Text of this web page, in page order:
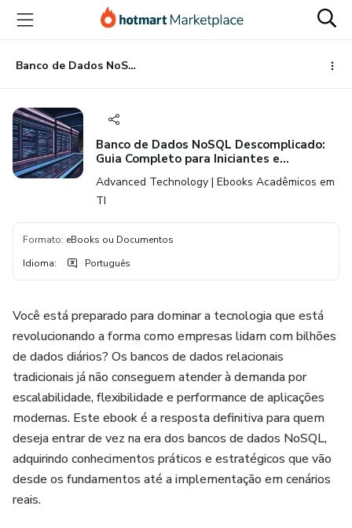
para
conteúdo
principal
para
pagamento
para
rodapé
Banco de Dados NoSQL Descomplicado: Guia Completo para Iniciantes e Profissionais do Zero ao Domínio do tema | Banco de Dados | TI
Banco de Dados NoSQL Descomplicado:
Guia Completo para Iniciantes e
Profissionais do Zero ao Domínio do tema
| Banco de Dados | TI
Advanced Technology | Ebooks Acadêmicos em
TI
Formato: eBooks ou Documentos
Idioma: Português
Você está preparado para dominar a tecnologia que está
revolucionando a forma como empresas lidam com bilhões
de dados diários? Os bancos de dados relacionais
tradicionais já não conseguem atender à demanda por
escalabilidade, flexibilidade e performance de aplicações
modernas. Este ebook é a resposta definitiva para quem
deseja entrar de vez na era dos bancos de dados NoSQL,
adquirindo conhecimentos práticos e estratégicos que vão
desde os fundamentos até a implementação em cenários
reais.